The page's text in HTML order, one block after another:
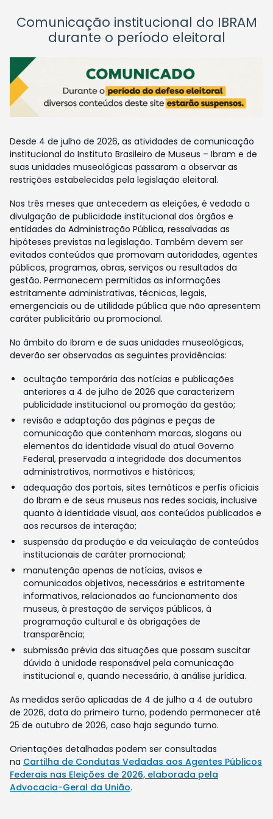
Comunicação institucional do IBRAM
durante o período eleitoral
Desde 4 de julho de 2026, as atividades de comunicação
institucional do Instituto Brasileiro de Museus – Ibram e de
suas unidades museológicas passaram a observar as
restrições estabelecidas pela legislação eleitoral.
Nos três meses que antecedem as eleições, é vedada a
divulgação de publicidade institucional dos órgãos e
entidades da Administração Pública, ressalvadas as
hipóteses previstas na legislação. Também devem ser
evitados conteúdos que promovam autoridades, agentes
públicos, programas, obras, serviços ou resultados da
gestão. Permanecem permitidas as informações
estritamente administrativas, técnicas, legais,
emergenciais ou de utilidade pública que não apresentem
caráter publicitário ou promocional.
No âmbito do Ibram e de suas unidades museológicas,
deverão ser observadas as seguintes providências:
ocultação temporária das notícias e publicações
anteriores a 4 de julho de 2026 que caracterizem
publicidade institucional ou promoção da gestão;
revisão e adaptação das páginas e peças de
comunicação que contenham marcas, slogans ou
elementos da identidade visual do atual Governo
Federal, preservada a integridade dos documentos
administrativos, normativos e históricos;
adequação dos portais, sites temáticos e perfis oficiais
do Ibram e de seus museus nas redes sociais, inclusive
quanto à identidade visual, aos conteúdos publicados e
aos recursos de interação;
suspensão da produção e da veiculação de conteúdos
institucionais de caráter promocional;
manutenção apenas de notícias, avisos e
comunicados objetivos, necessários e estritamente
informativos, relacionados ao funcionamento dos
museus, à prestação de serviços públicos, à
programação cultural e às obrigações de
transparência;
submissão prévia das situações que possam suscitar
dúvida à unidade responsável pela comunicação
institucional e, quando necessário, à análise jurídica.
As medidas serão aplicadas de 4 de julho a 4 de outubro
de 2026, data do primeiro turno, podendo permanecer até
25 de outubro de 2026, caso haja segundo turno.
Orientações detalhadas podem ser consultadas
na Cartilha de Condutas Vedadas aos Agentes Públicos
Federais nas Eleições de 2026, elaborada pela
Advocacia-Geral da União.